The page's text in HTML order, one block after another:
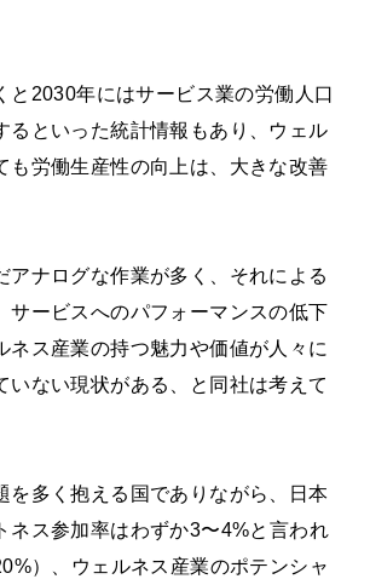
と2030年にはサービス業の労働人口
るといった統計情報もあり、ウェル
も労働生産性の向上は、大きな改善
アナログな作業が多く、それによる
サービスへのパフォーマンスの低下
ネス産業の持つ魅力や価値が人々に
いない現状がある、と同社は考えて
を多く抱える国でありながら、日本
ネス参加率はわずか3〜4%と言われ
）、ウェルネス産業のポテンシャ